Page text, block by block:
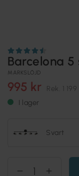
Barcelona
MARKSLÖJD
995 kr Rek. 1 199
I lager
Svart